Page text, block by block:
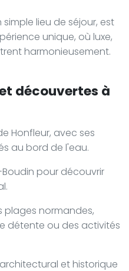
simple lieu de séjour, est
unique, où luxe,
harmonieusement.
découvertes à
Honfleur, avec ses
au bord de l'eau.
Boudin pour découvrir
plages normandes,
détente ou des activités
et historique